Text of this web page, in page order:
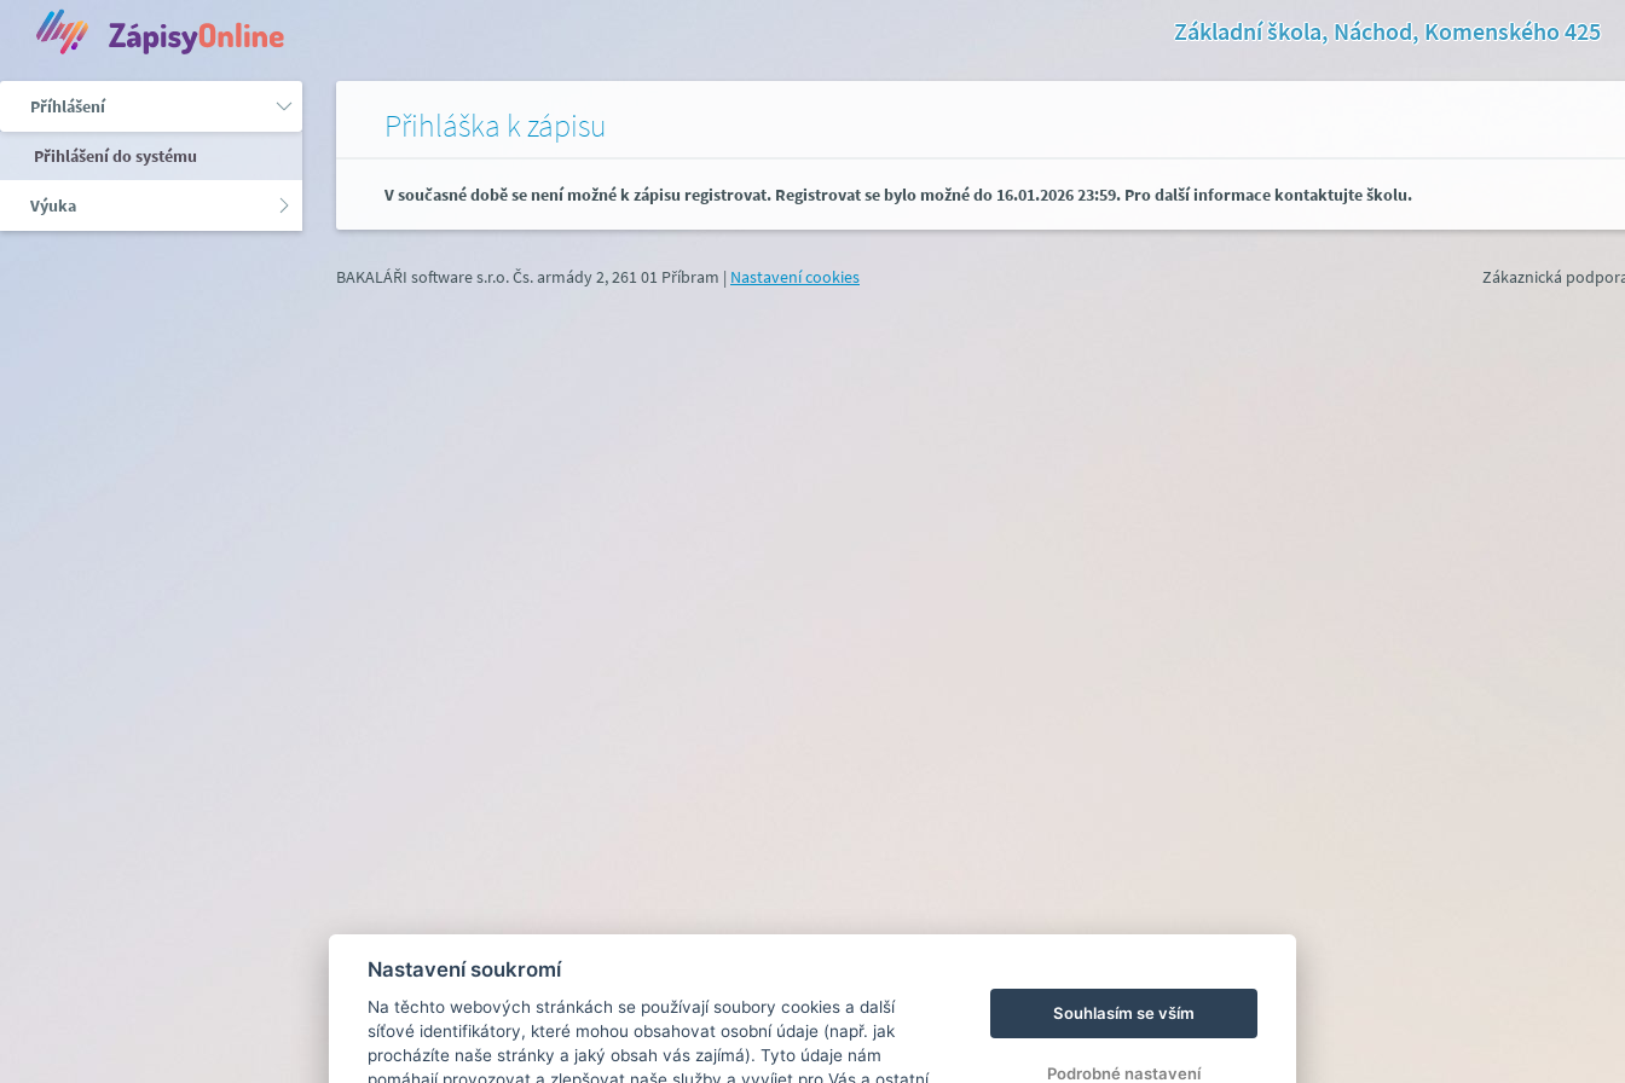
Základní škola, Náchod, Komenského 425
Příhlášení
Přihlášení do systému
Výuka
Přihláška k zápisu
V současné době se není možné k zápisu registrovat. Registrovat se bylo možné do 16.01.2026 23:59. Pro další informace kontaktujte školu.
BAKALÁŘI software s.r.o.Čs. armády 2, 261 01 Příbram | Nastavení cookies Zákaznická
Nastavení soukromí
Na těchto webových stránkách se používají soubory cookies a další
síťové identifikátory, které mohou obsahovat osobní údaje (např. jak
procházíte naše stránky a jaký obsah vás zajímá). Tyto údaje nám
Souhlasím se vším
Podrobné nastavení